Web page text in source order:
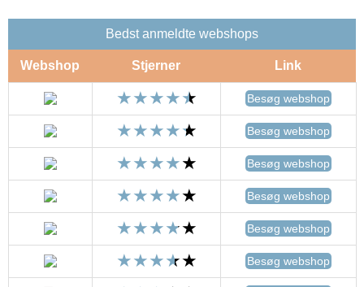
Bedst anmeldte webshops
Webshop Stjerner Link
Besøg webshop
Besøg webshop
Besøg webshop
Besøg webshop
Besøg webshop
Besøg webshop